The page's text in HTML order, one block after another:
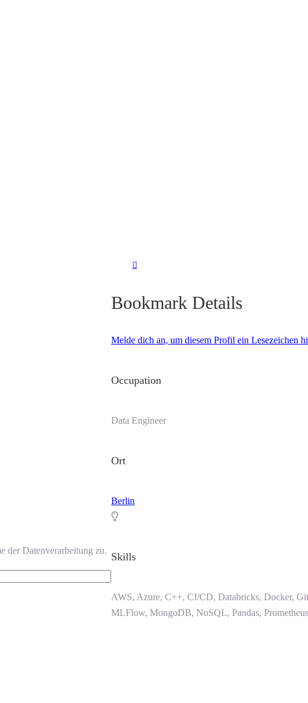
der Datenverarbeitung zu.
Bookmark Details
Melde dich an, um diesem Profil ein Lesezeichen
Occupation
Data Engineer
Ort
Berlin
Skills
AWS, Azure, C++, CI/CD, Databricks, Docker,
MLFlow, MongoDB, NoSQL, Pandas,